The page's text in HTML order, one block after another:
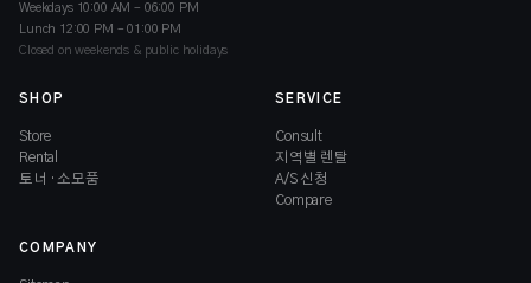
Weekdays 10:00 AM – 06:00 PM
Lunch 12:00 PM – 01:00 PM
Closed on weekends & public holidays
SHOP
Store
Rental
토너 · 소모품
SERVICE
Consult
지역별 렌탈
A/S 신청
Compare
COMPANY